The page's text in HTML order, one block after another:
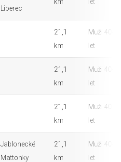
Liberec
21,1
km
Muži 40-49
let
21,1
km
Muži 40-49
let
21,1
km
Muži 40-49
let
Jablonecké
Mattonky
21,1
km
Muži 40-49
let